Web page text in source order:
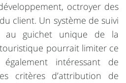
octroyer des
client. Un système de suivi
au guichet unique de la
pourrait limiter ce
intéressant de
critères d’attribution de